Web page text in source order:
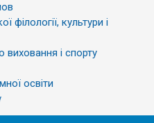
філології, культури і
виховання і спорту
освіти